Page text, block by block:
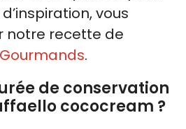
vous
notre recette de
.
de conservation
cococream ?